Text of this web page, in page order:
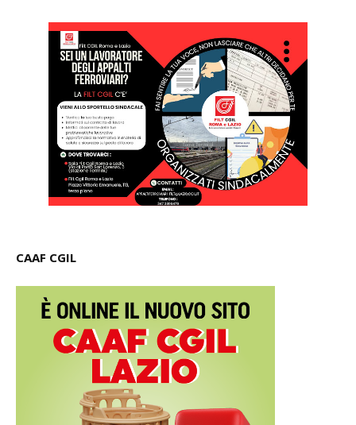
CAAF CGIL